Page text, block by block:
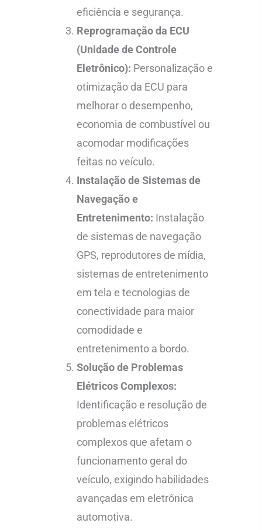
eficiência e segurança.
Reprogramação da ECU
(Unidade de Controle
Eletrônico): Personalização e
otimização da ECU para
melhorar o desempenho,
economia de combustível ou
acomodar modificações
feitas no veículo.
Instalação de Sistemas de
Navegação e
Entretenimento: Instalação
de sistemas de navegação
GPS, reprodutores de mídia,
sistemas de entretenimento
em tela e tecnologias de
conectividade para maior
comodidade e
entretenimento a bordo.
Solução de Problemas
Elétricos Complexos:
Identificação e resolução de
problemas elétricos
complexos que afetam o
funcionamento geral do
veículo, exigindo habilidades
avançadas em eletrônica
automotiva.